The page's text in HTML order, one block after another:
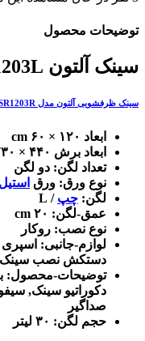
توضیحات محصول
سینک آلتون ST-1203L
سینک ظرفشویی آلتون مدل SR1203R روکار | لگن سمت راست | گارانتی 24 ماهه آلتون
ابعاد ۱۲۰ × ۶۰ cm
ابعاد برش ۴۴۰ × ۷۳۰ mm
تعداد لگن: دو لگن
نوع ورق: ورق استیل
لگن: چپ / L
عمق-لگن: ۲۰ cm
نوع نصب: روکار
لوازم-جانبی: اسپری
دستکش نصب
توضیحات-محصول:
دکوراتیو سینک,
صداگیر
حجم لگن: ۳۰ لیتر